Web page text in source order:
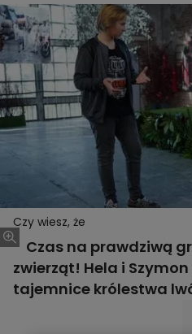
Czy wiesz, że
Czas na prawdziwą
zwierząt! Hela i
tajemnice królestwa